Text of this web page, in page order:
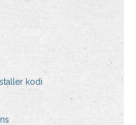
kodi